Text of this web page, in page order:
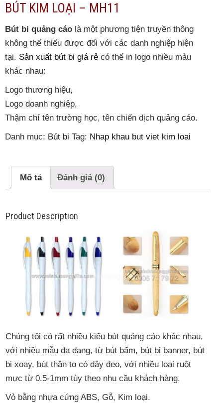
BÚT KIM LOẠI – MH11
Bút bi quảng cáo là một phương tiện truyền thông
không thể thiếu được đối với các danh nghiệp hiện
tại. Sản xuất bút bi giá rẻ có thể in logo nhiều màu
khác nhau:
Logo thương hiệu,
Logo doanh nghiệp,
Thậm chí tên trường học, tên chiến dịch quảng cáo.
Danh mục: Bút bi Tag: Nhap khau but viet kim loai
Mô tả Đánh giá (0)
Product Description
Chúng tôi có rất nhiều kiểu bút quảng cáo khác nhau,
với nhiều mẫu đa dạng, từ bút bấm, bút bi banner, bút
bi xoay, bút thân to có dây đeo, với nhiều loại ruột
mực từ 0.5-1mm tùy theo nhu cầu khách hàng.
Vỏ bằng nhựa cứng ABS, Gỗ, Kim loại.